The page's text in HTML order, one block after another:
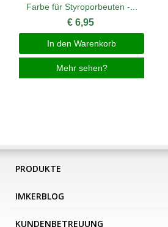
Farbe für Styroporbeuten -...
€ 6,95
In den Warenkorb
Mehr sehen?
PRODUKTE
IMKERBLOG
KUNDENBETREUUNG